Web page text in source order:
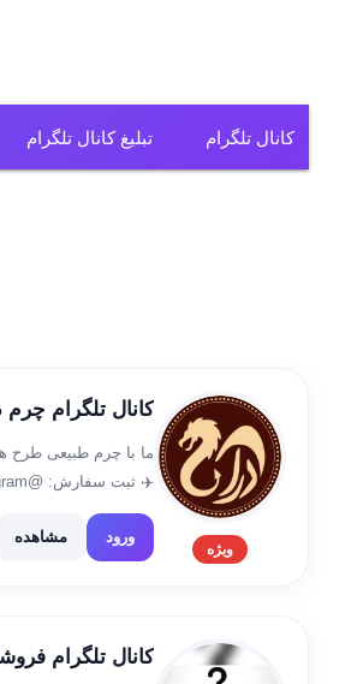
کانال تلگرام
کانال تلگرام لباس
کانال تلگرام تولیدی
کانال تلگرام فروشگاه
کانال تلگرام عمده
تبلیغ کانال تلگرام
ویژه
کانال تلگرام چرم
ما با چرم طبیعی طرح
ورود
مشاهده
کانال تلگرام